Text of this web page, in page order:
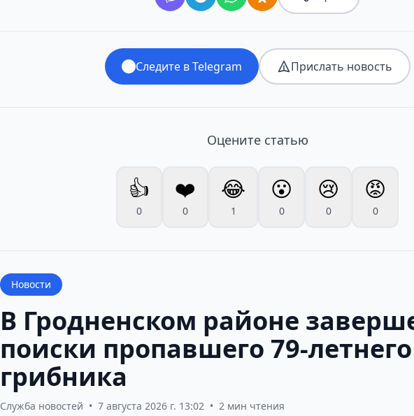
Следите в Telegram Прислать новость
Оцените статью
👍
0
❤️
0
😂
1
😮
0
😢
0
😡
0
Новости
В Гродненском районе
поиски пропавшего 79-летнего
грибника
Служба новостей • 7 августа 2026 г. 13:02 • 2 мин чтения